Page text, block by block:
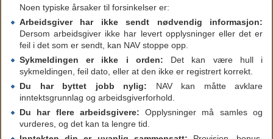
Noen typiske årsaker til forsinkelser er:
Arbeidsgiver har ikke sendt nødvendig informasjon:
Dersom arbeidsgiver ikke har levert opplysninger eller det er
feil i det som er sendt, kan NAV stoppe opp.
Sykmeldingen er ikke i orden: Det kan være hull i
sykmeldingen, feil dato, eller at den ikke er registrert korrekt.
Du har byttet jobb nylig: NAV kan måtte avklare
inntektsgrunnlag og arbeidsgiverforhold.
Du har flere arbeidsgivere: Opplysninger må samles og
vurderes, og det kan ta lengre tid.